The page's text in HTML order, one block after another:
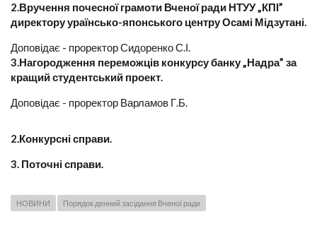
2.Вручення почесної грамоти Вченої ради НТУУ „КПІ”
директору ураїнсько-японського центру Осамі Мідзутані.
Доповідає - проректор Сидоренко С.І.
3.Нагородження переможців конкурсу банку „Надра” за
кращий студентський проект.
Доповідає - проректор Варламов Г.Б.
2.Конкурсні справи.
3. Поточні справи.
НОВИНИ Порядок денний засідання Вченої ради